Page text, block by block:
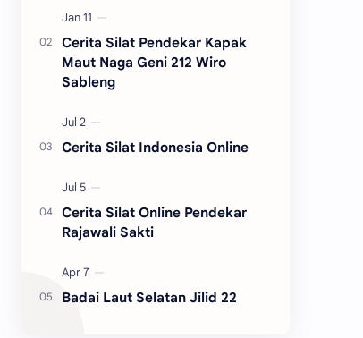
Cerita Silat Pendekar Kapak
Maut Naga Geni 212 Wiro
Sableng
Cerita Silat Indonesia Online
Cerita Silat Online Pendekar
Rajawali Sakti
Badai Laut Selatan Jilid 22